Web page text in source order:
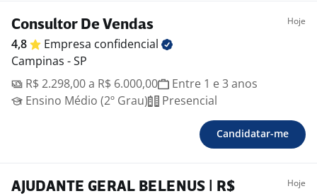
Consultor De Vendas Hoje
4,8 Empresa confidencial
Campinas - SP
R$ 2.298,00 a R$ 6.000,00
Entre 1 e 3 anos
Ensino Médio (2º Grau)
Presencial
Candidatar-me
AJUDANTE GERAL BELENUS | R$
Hoje